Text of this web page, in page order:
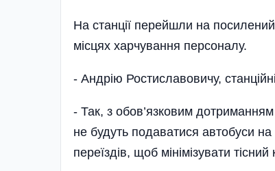
На станції перейшли на
місцях харчування персоналу.
- Андрію Ростиславовичу,
- Так, з обов’язковим дотриманням
не будуть подаватися автобуси
переїздів, щоб мінімізувати